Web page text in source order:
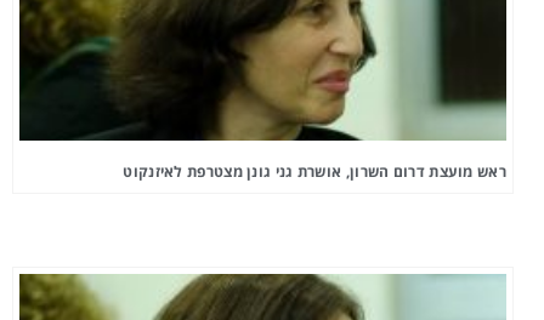
ראש מועצת דרום השרון, אושרת גני גונן מצטרפת לאיזנקוט